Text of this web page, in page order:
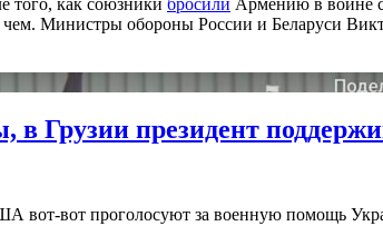
того, как союзники бросили Армению в войне
Министры обороны России и Беларуси
в Грузии президент
вот-вот проголосуют за военную помощь